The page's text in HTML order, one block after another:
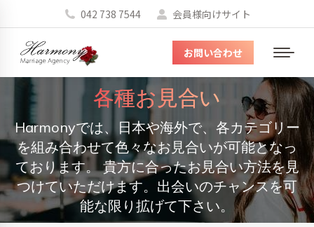
042 738 7544 会員様向けサイト
メ
ニ
ュ
ー
お問い合わせ
各種お見合い
Harmonyでは、日本や海外で、各カテゴリー
を組み合わせて色々なお見合いが可能となっ
ております。 貴方に合ったお見合い方法を見
つけていただけます。出会いのチャンスを可
能な限り拡げて下さい。
You are here: